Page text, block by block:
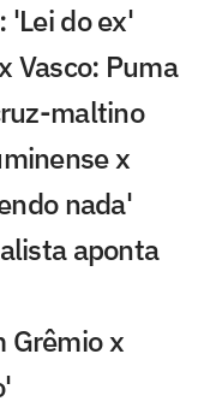
'Lei do ex'
Vasco: Puma
maltino
x
nada'
aponta
Grêmio x